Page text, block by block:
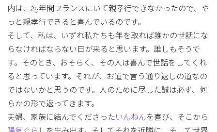
内は、25年間フランスにいて親孝行できなかったので、や
っと親孝行できると喜んでいるのです。
そして、私は、いずれ私たちも年を取れば誰かの世話にな
らなければならない日が来ると思います。誰しもそうで
す。そのとき、おそらく、その人は喜んで世話をしてくれ
ると思っています。それが、お道で言う通り返しの道なの
ではないかと思うのです。人のために尽した誠は必ず、何
らかの形で返ってきます。
夫婦、家族に結んでくださったいんねんを喜び、そこから